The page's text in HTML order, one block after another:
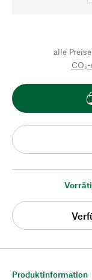
alle
Produktinformation